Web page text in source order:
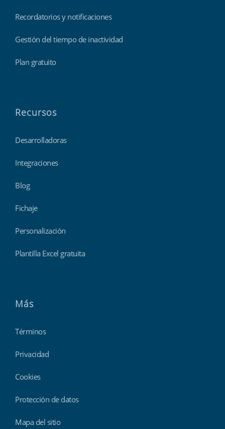
Recordatorios y notificaciones
Gestión del tiempo de inactividad
Plan gratuito
Recursos
Desarrolladoras
Integraciones
Blog
Fichaje
Personalización
Plantilla Excel gratuita
Más
Términos
Privacidad
Cookies
Protección de datos
Mapa del sitio